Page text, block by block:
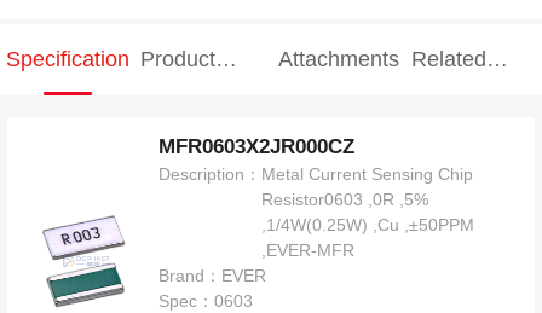
Specification Product
Attachments Related
MFR0603X2JR000CZ
Description： Metal Current Sensing Chip
Resistor0603 ,0R ,5%
,1/4W(0.25W) ,Cu ,±50PPM
,EVER-MFR
Brand： EVER
Spec：0603